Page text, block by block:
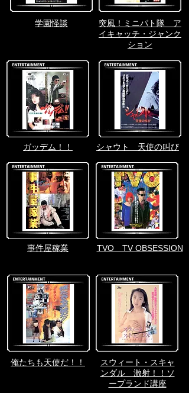
事件屋稼業
シャウト 天使の叫び
スウィート・スキャ
ンダル 激射！！ソ
ープランド講座
突風！ミニパト隊 ア
イキャッチ・ジャンク
ション
TVO TV OBSESSION
ガッデム！！
俺たちも天使だ！！
​学園怪談